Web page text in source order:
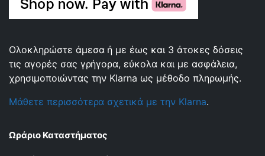
Ολοκληρώστε άμεσα ή με έως και 3 άτοκες δόσεις
τις αγορές σας γρήγορα, εύκολα και με ασφάλεια,
χρησιμοποιώντας την Klarna ως μέθοδο πληρωμής.
Μάθετε περισσότερα σχετικά με την Klarna.
Ωράριο Καταστήματος